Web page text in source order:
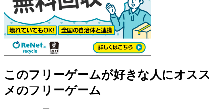
このフリーゲームが好きな人にオスス
メのフリーゲーム